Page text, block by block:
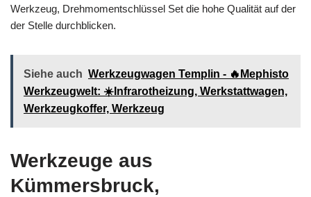
Werkzeug, Drehmomentschlüssel Set die hohe Qualität auf der
der Stelle durchblicken.
Siehe auch Werkzeugwagen Templin - 🔥Mephisto
Werkzeugwelt: ☀️Infrarotheizung, Werkstattwagen,
Werkzeugkoffer, Werkzeug
Werkzeuge aus
Kümmersbruck,